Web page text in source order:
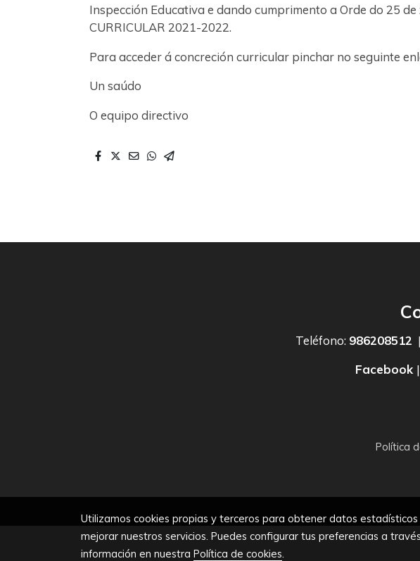
Inspección Educativa e dando cumprimento a Orde do 25
CURRICULAR 2021-2022.
Para acceder á concreción curricular pinchar no seguinte
Un saúdo
O equipo directivo
Teléfono: 986208512
Facebook |
Política
Utilizamos cookies propias y terceros para obtener datos
mejorar nuestros servicios. Puedes configurar tus preferencias a
información en nuestra Política de cookies.